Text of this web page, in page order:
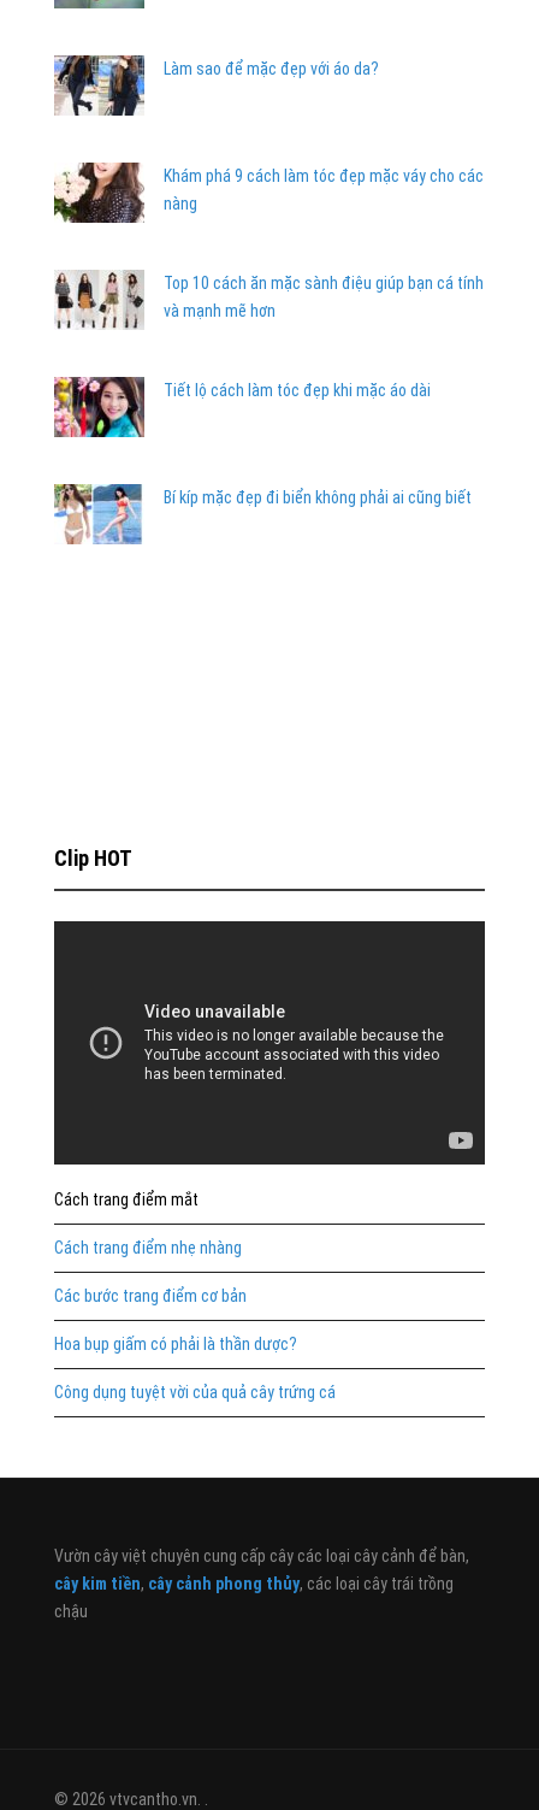
Làm sao để mặc đẹp với áo da?
Khám phá 9 cách làm tóc đẹp mặc váy cho các
nàng
Top 10 cách ăn mặc sành điệu giúp bạn cá tính
và mạnh mẽ hơn
Tiết lộ cách làm tóc đẹp khi mặc áo dài
Bí kíp mặc đẹp đi biển không phải ai cũng biết
Clip HOT
Cách trang điểm mắt
Cách trang điểm nhẹ nhàng
Các bước trang điểm cơ bản
Hoa bụp giấm có phải là thần dược?
Công dụng tuyệt vời của quả cây trứng cá
Vườn cây việt chuyên cung cấp cây các loại cây cảnh để bàn,
cây kim tiền, cây cảnh phong thủy, các loại cây trái trồng
chậu
© 2026 vtvcantho.vn. .